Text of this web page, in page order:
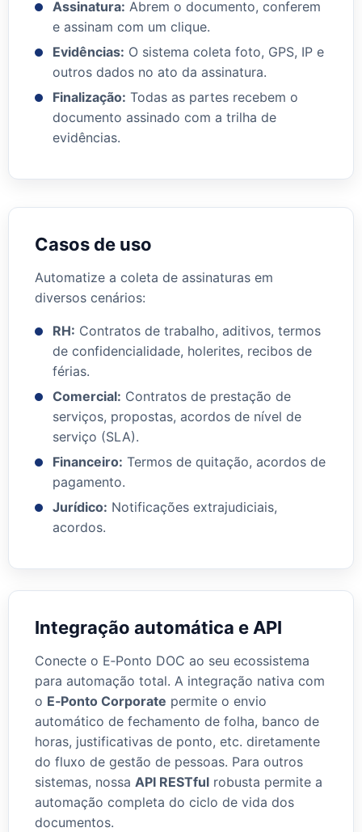
Assinatura: Abrem o documento, conferem
e assinam com um clique.
Evidências: O sistema coleta foto, GPS, IP e
outros dados no ato da assinatura.
Finalização: Todas as partes recebem o
documento assinado com a trilha de
evidências.
Casos de uso
Automatize a coleta de assinaturas em
diversos cenários:
RH: Contratos de trabalho, aditivos, termos
de confidencialidade, holerites, recibos de
férias.
Comercial: Contratos de prestação de
serviços, propostas, acordos de nível de
serviço (SLA).
Financeiro: Termos de quitação, acordos de
pagamento.
Jurídico: Notificações extrajudiciais,
acordos.
Integração automática e API
Conecte o E‑Ponto DOC ao seu ecossistema
para automação total. A integração nativa com
o E‑Ponto Corporate permite o envio
automático de fechamento de folha, banco de
horas, justificativas de ponto, etc. diretamente
do fluxo de gestão de pessoas. Para outros
sistemas, nossa API RESTful robusta permite a
automação completa do ciclo de vida dos
documentos.